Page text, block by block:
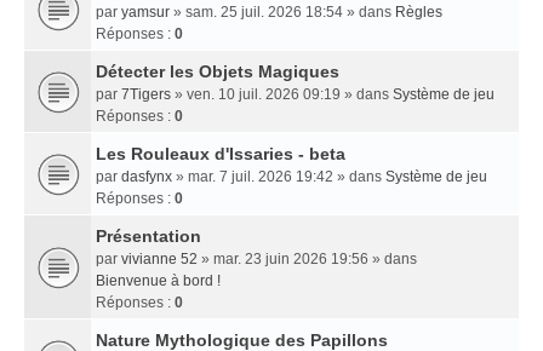
par yamsur » sam. 25 juil. 2026 18:54 » dans Règles
Réponses : 0
Détecter les Objets Magiques
par 7Tigers » ven. 10 juil. 2026 09:19 » dans Système de jeu
Réponses : 0
Les Rouleaux d'Issaries - beta
par dasfynx » mar. 7 juil. 2026 19:42 » dans Système de jeu
Réponses : 0
Présentation
par vivianne 52 » mar. 23 juin 2026 19:56 » dans
Bienvenue à bord !
Réponses : 0
Nature Mythologique des Papillons